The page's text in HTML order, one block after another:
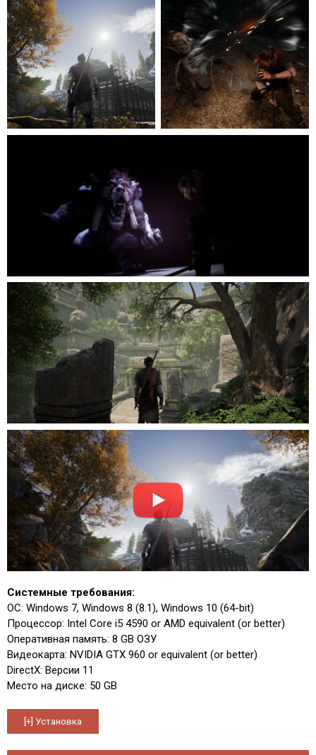
Системные требования:
ОС: Windows 7, Windows 8 (8.1), Windows 10 (64-bit)
Процессор: Intel Core i5 4590 or AMD equivalent (or better)
Оперативная память: 8 GB ОЗУ
Видеокарта: NVIDIA GTX 960 or equivalent (or better)
DirectX: Версии 11
Место на диске: 50 GB